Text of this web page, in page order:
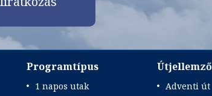
Programtípus
1 napos utak
Útjellemző
Adventi út